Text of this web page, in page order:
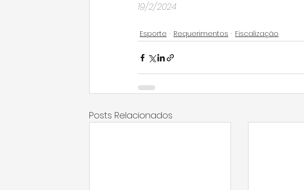
19/2/2024
Esporte Requerimentos Fiscalização
Posts Relacionados